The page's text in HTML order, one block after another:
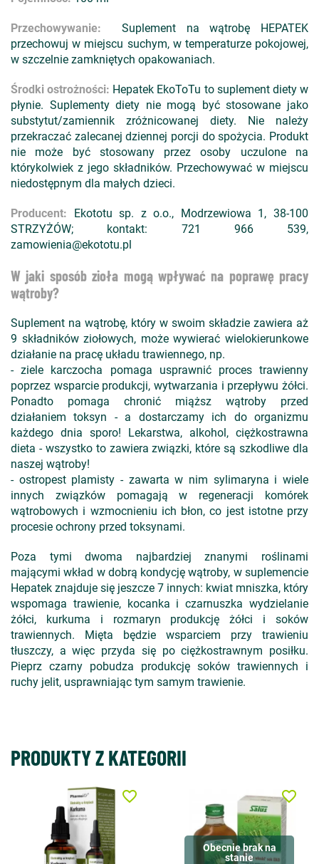
Przechowywanie:
Suplement na wątrobę HEPATEK
przechowuj w miejscu suchym, w temperaturze pokojowej,
w szczelnie zamkniętych opakowaniach.
Środki ostrożności: Hepatek EkoToTu to suplement diety w
płynie. Suplementy diety nie mogą być stosowane jako
substytut/zamiennik zróżnicowanej diety. Nie należy
przekraczać zalecanej dziennej porcji do spożycia. Produkt
nie może być stosowany przez osoby uczulone na
którykolwiek z jego składników. Przechowywać w miejscu
niedostępnym dla małych dzieci.
Producent: Ekototu sp. z o.o., Modrzewiowa 1, 38-100
STRZYŻÓW; kontakt: 721 966 539,
zamowienia@ekototu.pl
W jaki sposób zioła mogą wpływać na poprawę pracy
wątroby?
Suplement na wątrobę, który w swoim składzie zawiera aż
9 składników ziołowych, może wywierać wielokierunkowe
działanie na pracę układu trawiennego, np.
- ziele karczocha pomaga usprawnić proces trawienny
poprzez wsparcie produkcji, wytwarzania i przepływu żółci.
Ponadto pomaga chronić miąższ wątroby przed
działaniem toksyn - a dostarczamy ich do organizmu
każdego dnia sporo! Lekarstwa, alkohol, ciężkostrawna
dieta - wszystko to zawiera związki, które są szkodliwe dla
naszej wątroby!
- ostropest plamisty - zawarta w nim sylimaryna i wiele
innych związków pomagają w regeneracji komórek
wątrobowych i wzmocnieniu ich błon, co jest istotne przy
procesie ochrony przed toksynami.
Poza tymi dwoma najbardziej znanymi roślinami
mającymi wkład w dobrą kondycję wątroby, w suplemencie
Hepatek znajduje się jeszcze 7 innych: kwiat mniszka, który
wspomaga trawienie, kocanka i czarnuszka wydzielanie
żółci, kurkuma i rozmaryn produkcję żółci i soków
trawiennych. Mięta będzie wsparciem przy trawieniu
tłuszczy, a więc przyda się po ciężkostrawnym posiłku.
Pieprz czarny pobudza produkcję soków trawiennych i
ruchy jelit, usprawniając tym samym trawienie.
PRODUKTY Z KATEGORII
favorite_border
Obecnie brak na
stanie
favorite_border